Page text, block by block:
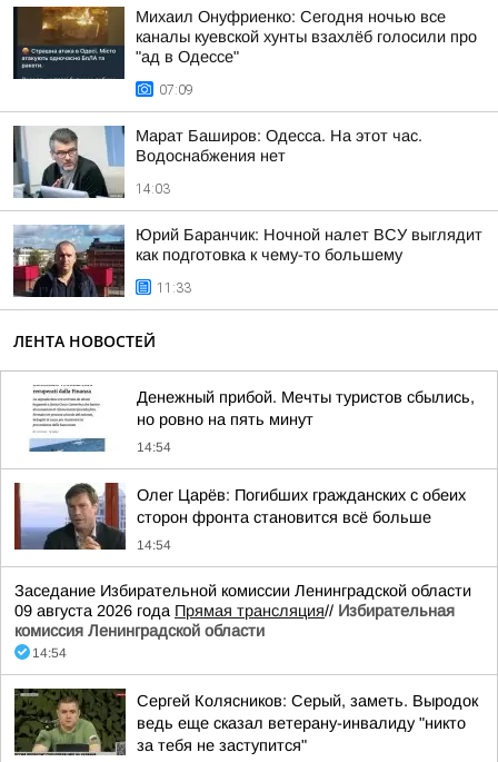
Михаил Онуфриенко: Сегодня ночью все
каналы куевской хунты взахлёб голосили про
"ад в Одессе"
07:09
Марат Баширов: Одесса. На этот час.
Водоснабжения нет
14:03
Юрий Баранчик: Ночной налет ВСУ выглядит
как подготовка к чему-то большему
11:33
ЛЕНТА НОВОСТЕЙ
Денежный прибой. Мечты туристов сбылись,
но ровно на пять минут
14:54
Олег Царёв: Погибших гражданских с обеих
сторон фронта становится всё больше
14:54
Заседание Избирательной комиссии Ленинградской области
09 августа 2026 года Прямая трансляция// Избирательная
комиссия Ленинградской области
14:54
Сергей Колясников: Серый, заметь. Выродок
ведь еще сказал ветерану-инвалиду "никто
за тебя не заступится"